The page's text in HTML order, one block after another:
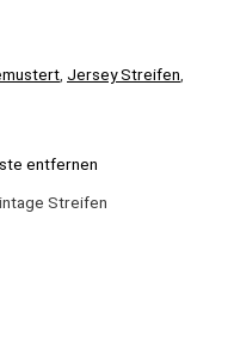
Jersey Streifen
entfernen
Streifen